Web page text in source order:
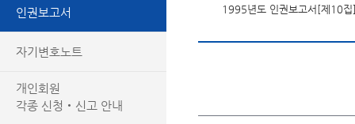
인권보고서
자기변호노트
개인회원
각종 신청‧신고 안내
1995년도 인권보고서[제10